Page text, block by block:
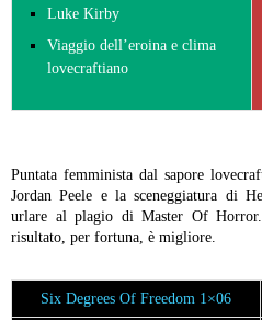
Luke Kirby
Viaggio dell’eroina e clima
lovecraftiano
Puntata femminista dal sapore
Jordan Peele e la sceneggiatura di
urlare al plagio di Master Of
risultato, per fortuna, è migliore.
Six Degrees Of Freedom 1×06